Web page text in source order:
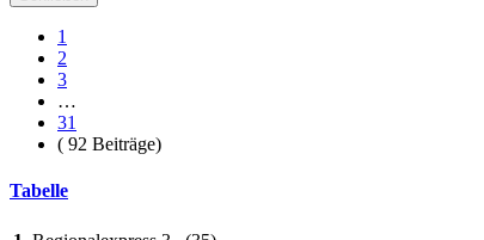
1
2
3
…
31
( 92 Beiträge)
Tabelle